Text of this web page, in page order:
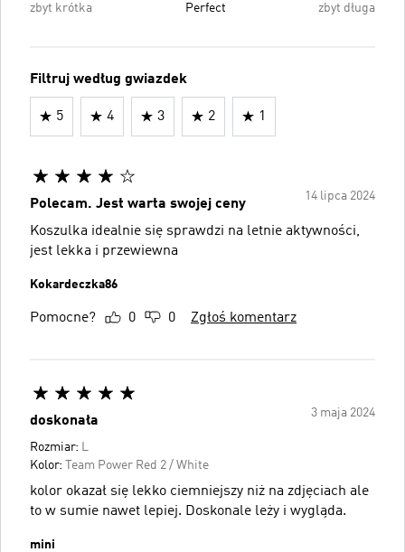
zbyt krótka Perfect zbyt długa
Filtruj według gwiazdek
5 4 3 2 1
14 lipca 2024
Polecam. Jest warta swojej ceny
Koszulka idealnie się sprawdzi na letnie aktywności,
jest lekka i przewiewna
Kokardeczka86
Pomocne? 0 0 Zgłoś komentarz
3 maja 2024
doskonała
Rozmiar: L
Kolor:
Team Power Red 2 / White
kolor okazał się lekko ciemniejszy niż na zdjęciach ale
to w sumie nawet lepiej. Doskonale leży i wygląda.
mini